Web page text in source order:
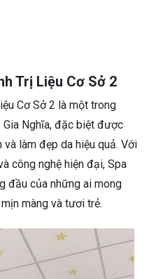
Trị Liệu Cơ Sở 2
Cơ Sở 2 là một trong
Nghĩa, đặc biệt được
làm đẹp da hiệu quả. Với
công nghệ hiện đại, Spa
đầu của những ai mong
màng và tươi trẻ.